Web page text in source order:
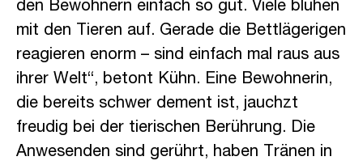
den Bewohnern einfach so gut. Viele blühen
mit den Tieren auf. Gerade die Bettlägerigen
reagieren enorm – sind einfach mal raus aus
ihrer Welt“, betont Kühn. Eine Bewohnerin,
die bereits schwer dement ist, jauchzt
freudig bei der tierischen Berührung. Die
Anwesenden sind gerührt, haben Tränen in